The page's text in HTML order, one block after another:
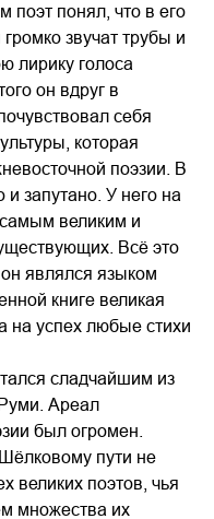
поэт понял, что в его
звучат трубы и
лирику голоса
он вдруг в
себя
которая
поэзии. В
и запутано. У него на
великим и
Всё это
являлся языком
книге великая
на успех любые стихи
сладчайшим из
Ареал
был огромен.
пути не
великих поэтов, чья
множества их